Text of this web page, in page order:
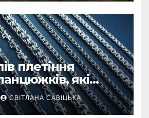
плетіння
які
СВІТЛАНА САВІЦЬКА